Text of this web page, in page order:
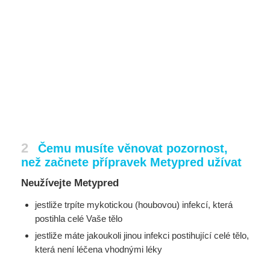
2
Čemu musíte věnovat pozornost,
než začnete přípravek Metypred užívat
Neužívejte Metypred
jestliže trpíte mykotickou (houbovou) infekcí, která
postihla celé Vaše tělo
jestliže máte jakoukoli jinou infekci postihující celé tělo,
která není léčena vhodnými léky